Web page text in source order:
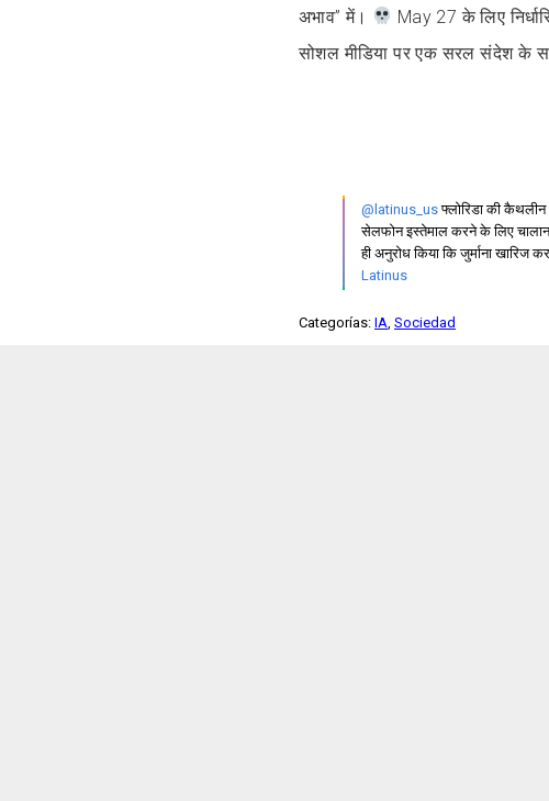
अभाव” में।
May 27 के लिए
सोशल मीडिया पर एक सरल संदेश के
@latinus_usफ्लोरिडा की
सेलफोन इस्तेमाल करने के लिए
ही अनुरोध किया कि जुर्माना खारिज
Latinus
Categorías: IA Sociedad